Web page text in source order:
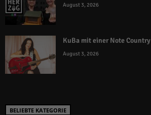
August 3, 2026
KuBa mit einer Note Country
August 3, 2026
BELIEBTE KATEGORIE